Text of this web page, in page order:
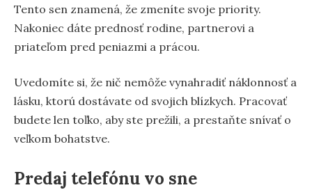
Tento sen znamená, že zmeníte svoje priority.
Nakoniec dáte prednosť rodine, partnerovi a
priateľom pred peniazmi a prácou.
Uvedomíte si, že nič nemôže vynahradiť náklonnosť a
lásku, ktorú dostávate od svojich blízkych. Pracovať
budete len toľko, aby ste prežili, a prestaňte snívať o
veľkom bohatstve.
Predaj telefónu vo sne